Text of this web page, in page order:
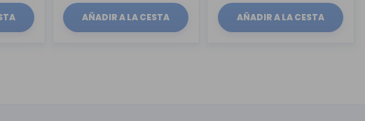
AÑADIR A LA CESTA AÑADIR A LA CESTA